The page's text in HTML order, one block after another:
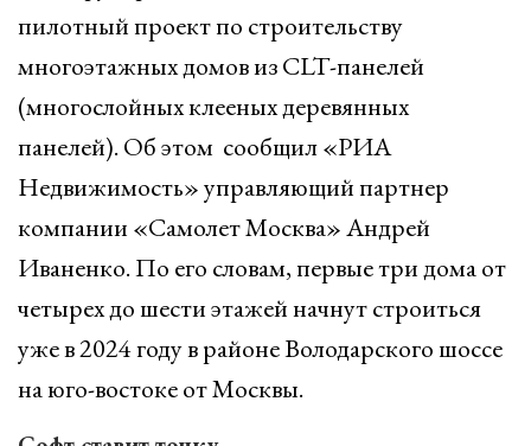
пилотный проект по строительству
многоэтажных домов из CLT-панелей
(многослойных клееных деревянных
панелей). Об этом сообщил «РИА
Недвижимость» управляющий партнер
компании «Самолет Москва» Андрей
Иваненко. По его словам, первые три дома от
четырех до шести этажей начнут строиться
уже в 2024 году в районе Володарского шоссе
на юго-востоке от Москвы.